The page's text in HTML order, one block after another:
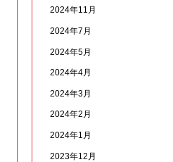
2024年11月
2024年7月
2024年5月
2024年4月
2024年3月
2024年2月
2024年1月
2023年12月